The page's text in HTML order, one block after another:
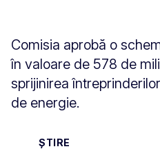
Comisia aprobă o
în valoare de 578 de
sprijinirea
de energie.
ȘTIRE